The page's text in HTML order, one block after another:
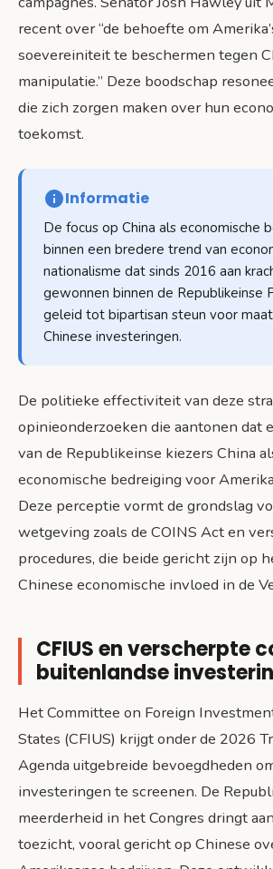
recent over “de behoefte om
soevereiniteit te beschermen tegen
manipulatie.” Deze boodschap
die zich zorgen maken over hun
toekomst.
Informatie
De focus op China als economische
binnen een bredere trend van
nationalisme dat sinds 2016 aan
gewonnen binnen de Republikeinse
geleid tot bipartisan steun voor
Chinese investeringen.
De politieke effectiviteit van deze
opinieonderzoeken die aantonen dat
van de Republikeinse kiezers China
economische bedreiging voor
Deze perceptie vormt de grondslag
wetgeving zoals de COINS Act en
procedures, die beide gericht zijn op
Chinese economische invloed in de
CFIUS en verscherpte
buitenlandse
Het Committee on Foreign
States (CFIUS) krijgt onder de 2026
Agenda uitgebreide bevoegdheden
investeringen te screenen. De
meerderheid in het Congres dringt
toezicht, vooral gericht op Chinese